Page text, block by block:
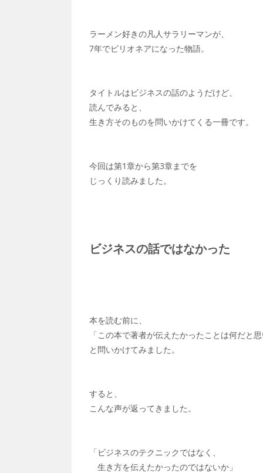
ラーメン好きの凡人サラリーマンが、
7年でビリオネアになった物語。
タイトルはビジネスの話のようだけど、
読んでみると、
生き方そのものを問いかけてくる一冊です。
今回は第1章から第3章までを
じっくり読みました。
ビジネスの話ではなかった
本を読む前に、
「この本で著者が伝えたかったことは何だと
と問いかけてみました。
すると、
こんな声が返ってきました。
「ビジネスのテクニックではなく、
生き方を伝えたかったのではないか」